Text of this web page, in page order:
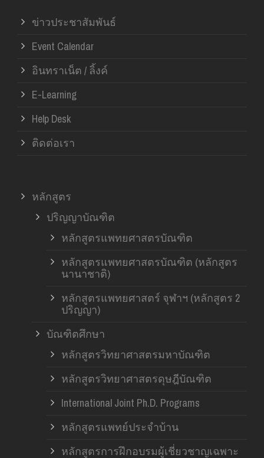
ข่าวประชาสัมพันธ์
Event Calendar
อินทราเน็ต / ลิ้งค์
E-Learning
Help Desk
ติดต่อเรา
หลักสูตร
ปริญญาบัณฑิต
หลักสูตรแพทยศาสตรบัณฑิต
หลักสูตรแพทยศาสตรบัณฑิต (หลักสูตร
นานาชาติ)
หลักสูตรแพทยศาสตร์ จุฬาฯ (หลักสูตร 2
ปริญญา)
บัณฑิตศึกษา
หลักสูตรวิทยาศาสตรมหาบัณฑิต
หลักสูตรวิทยาศาสตรดุษฎีบัณฑิต
International Joint Ph.D. Programs
หลักสูตรแพทย์ประจำบ้าน
หลักสูตรการฝึกอบรมผู้เชี่ยวชาญเฉพาะ